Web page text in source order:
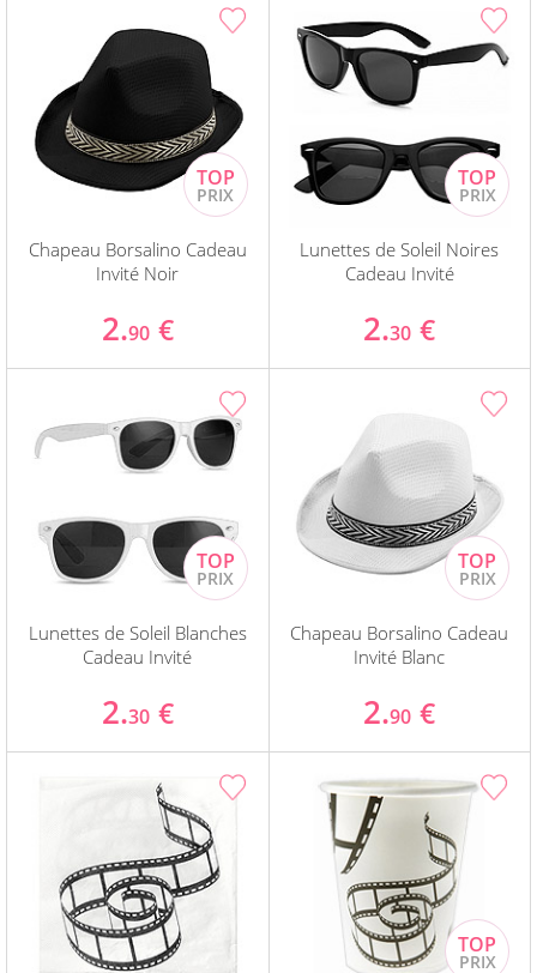
Chapeau Borsalino Cadeau
Invité Noir
2.90 €
Lunettes de Soleil Noires
Cadeau Invité
2.30 €
Lunettes de Soleil Blanches
Cadeau Invité
2.30 €
Chapeau Borsalino Cadeau
Invité Blanc
2.90 €